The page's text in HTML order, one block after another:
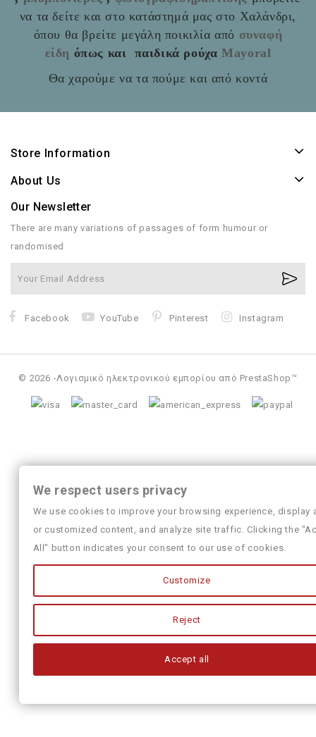
να τα δείτε και στο κατάστημά μας στο Χαλάνδρι,
όπου θα βρείτε μεγάλη ποικιλία από συναφή
είδη όπως και παιδικά ρούχαMayoral
Θα χαρούμε να τα πούμε και από κοντά
Store Information
About Us
Our Newsletter
There are many variations of passages of form humour or
randomised
Facebook YouTube Pinterest Instagram
© 2026 -Λογισμικό ηλεκτρονικού εμπορίου από PrestaShop™
We respect users privacy
We use cookies to improve your browsing experience, display
or customized content, and analyze site traffic. Clicking the
All" button indicates your consent to our use of cookies.
Customize
Reject
Accept all